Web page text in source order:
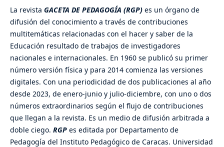
La revista GACETA DE PEDAGOGÍA (RGP) es un órgano de
difusión del conocimiento a través de contribuciones
multitemáticas relacionadas con el hacer y saber de la
Educación resultado de trabajos de investigadores
nacionales e internacionales. En 1960 se publicó su primer
número versión física y para 2014 comienza las versiones
digitales. Con una periodicidad de dos publicaciones al año
desde 2023, de enero-junio y julio-diciembre, con uno o dos
números extraordinarios según el flujo de contribuciones
que llegan a la revista. Es un medio de difusión arbitrada a
doble ciego. RGPes editada por Departamento de
Pedagogía del Instituto Pedagógico de Caracas. Universidad